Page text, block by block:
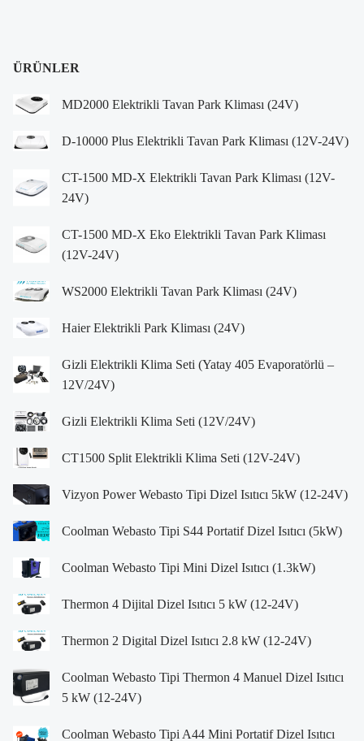
ÜRÜNLER
MD2000 Elektrikli Tavan Park Kliması (24V)
D-10000 Plus Elektrikli Tavan Park Kliması (12V-24V)
CT-1500 MD-X Elektrikli Tavan Park Kliması (12V-
24V)
CT-1500 MD-X Eko Elektrikli Tavan Park Kliması
(12V-24V)
WS2000 Elektrikli Tavan Park Kliması (24V)
Haier Elektrikli Park Kliması (24V)
Gizli Elektrikli Klima Seti (Yatay 405 Evaporatörlü –
12V/24V)
Gizli Elektrikli Klima Seti (12V/24V)
CT1500 Split Elektrikli Klima Seti (12V-24V)
Vizyon Power Webasto Tipi Dizel Isıtıcı 5kW (12-24V)
Coolman Webasto Tipi S44 Portatif Dizel Isıtıcı (5kW)
Coolman Webasto Tipi Mini Dizel Isıtıcı (1.3kW)
Thermon 4 Dijital Dizel Isıtıcı 5 kW (12-24V)
Thermon 2 Digital Dizel Isıtıcı 2.8 kW (12-24V)
Coolman Webasto Tipi Thermon 4 Manuel Dizel Isıtıcı
5 kW (12-24V)
Coolman Webasto Tipi A44 Mini Portatif Dizel Isıtıcı